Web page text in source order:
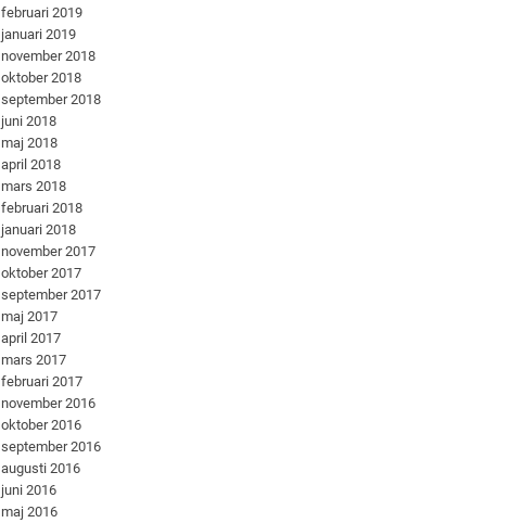
februari 2019
januari 2019
november 2018
oktober 2018
september 2018
juni 2018
maj 2018
april 2018
mars 2018
februari 2018
januari 2018
november 2017
oktober 2017
september 2017
maj 2017
april 2017
mars 2017
februari 2017
november 2016
oktober 2016
september 2016
augusti 2016
juni 2016
maj 2016